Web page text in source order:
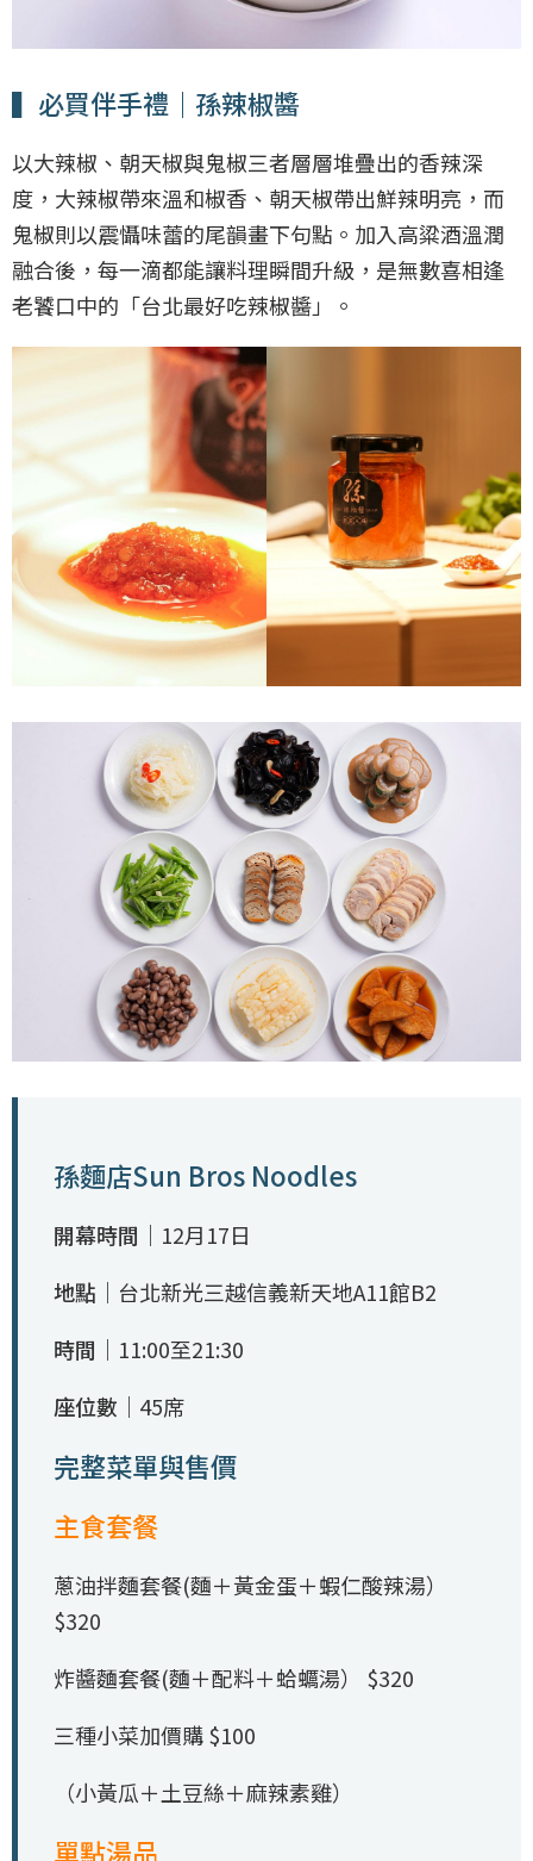
▍必買伴手禮｜孫辣椒醬
以大辣椒、朝天椒與鬼椒三者層層堆疊出的香辣深
度，大辣椒帶來溫和椒香、朝天椒帶出鮮辣明亮，而
鬼椒則以震懾味蕾的尾韻畫下句點。加入高粱酒溫潤
融合後，每一滴都能讓料理瞬間升級，是無數喜相逢
老饕口中的「台北最好吃辣椒醬」。
孫麵店Sun Bros Noodles
開幕時間｜ 12月17日
地點｜ 台北新光三越信義新天地A11館B2
時間｜ 11:00至21:30
座位數｜ 45席
完整菜單與售價
主食套餐
蔥油拌麵套餐(麵＋黃金蛋＋蝦仁酸辣湯）
$320
炸醬麵套餐(麵＋配料＋蛤蠣湯） $320
三種小菜加價購 $100
（小黃瓜＋土豆絲＋麻辣素雞）
單點湯品